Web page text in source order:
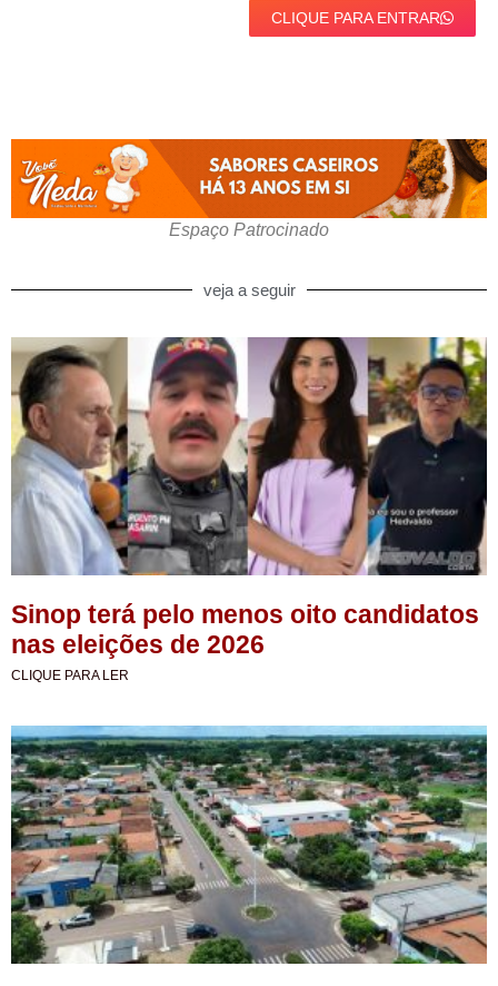
CLIQUE PARA ENTRAR
Espaço Patrocinado
veja a seguir
Sinop terá pelo menos oito candidatos
nas eleições de 2026
CLIQUE PARA LER